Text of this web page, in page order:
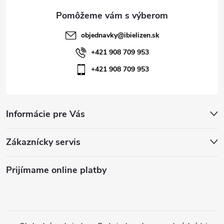
Informácie pre Vás
Zákaznícky servis
Prijímame online platby
objednavky@ibielizen.sk
+421 908 709 953
+421 908 709 953